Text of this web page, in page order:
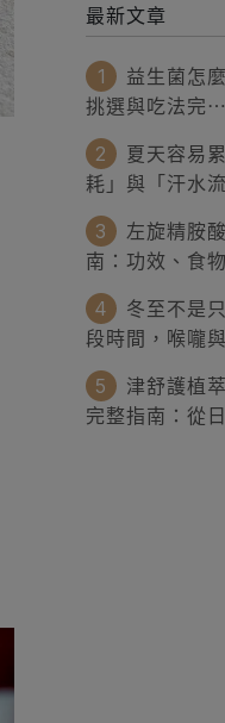
最新文章
1
益生菌怎
挑選與吃法完⋯
2
夏天容易
耗」與「汗水
3
左旋精胺
南：功效、食
4
冬至不是
段時間，喉嚨
5
津舒護植
完整指南：從